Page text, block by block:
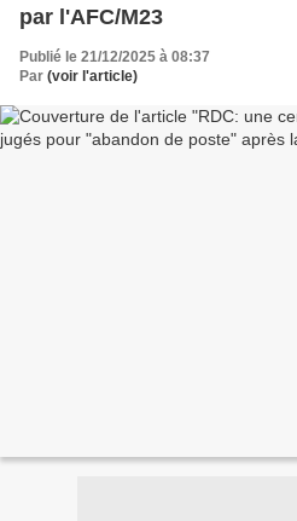
par l'AFC/M23
Publié le 21/12/2025 à 08:37
Par (voir l'article)